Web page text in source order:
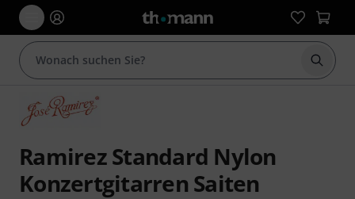
Suche
Ramirez Standard Nylon
Konzertgitarren Saiten